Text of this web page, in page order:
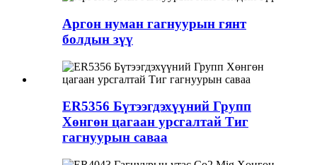
Аргон нуман гагнуурын гянт
болдын зүү
ER5356 Бүтээгдэхүүний Групп
Хөнгөн цагаан урсгалтай Тиг
гагнуурын саваа